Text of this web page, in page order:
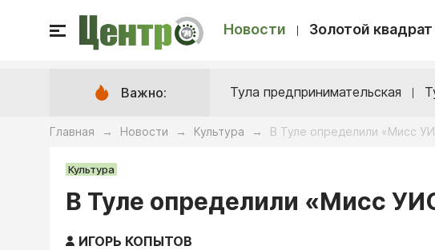
Новости Золотой квадрат
Важно: Тула предпринимательская
Главная → Новости → Культура → В Туле определили «Мисс
Культура
В Туле определили «Мисс
ИГОРЬ КОПЫТОВ